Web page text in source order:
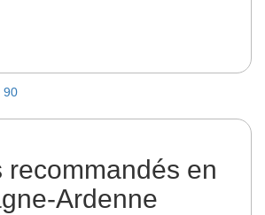
recommandés en
Ardenne